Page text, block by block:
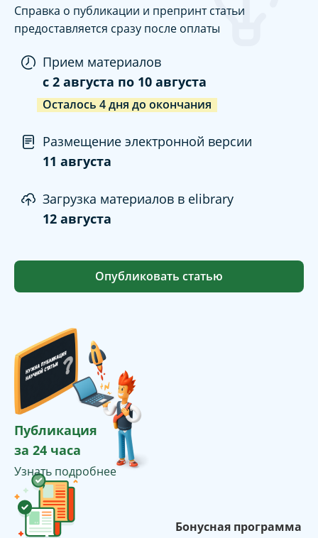
Справка о публикации и препринт статьи
предоставляется сразу после оплаты
Прием материалов
c 2 августа по 10 августа
Осталось 4дня до окончания
Размещение электронной версии
11 августа
Загрузка материалов в elibrary
12 августа
Опубликовать статью
Публикация
за 24 часа
Узнать подробнее
Бонусная программа